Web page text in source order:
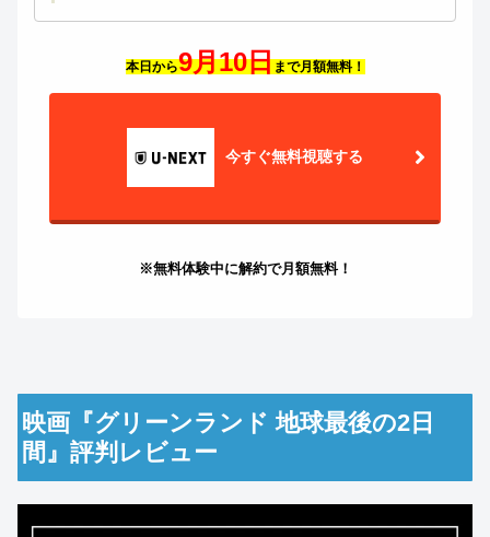
本日から9月10日まで月額無料！
今すぐ無料視聴する
※無料体験中に解約で月額無料！
映画『グリーンランド 地球最後の2日
間』評判レビュー